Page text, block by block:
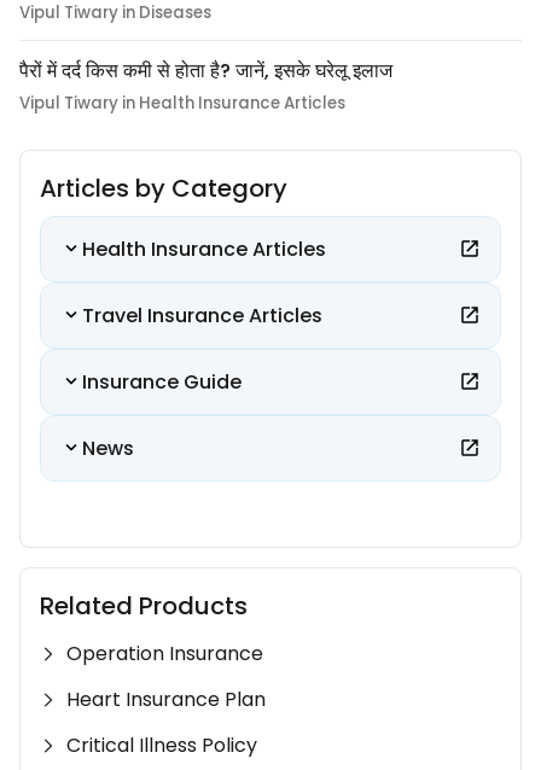
Vipul Tiwary in Diseases
पैरों में दर्द किस कमी से होता है? जानें, इसके घरेलू इलाज
Vipul Tiwary in Health Insurance Articles
Articles by Category
Health Insurance Articles
Travel Insurance Articles
Insurance Guide
News
Related Products
Operation Insurance
Heart Insurance Plan
Critical Illness Policy